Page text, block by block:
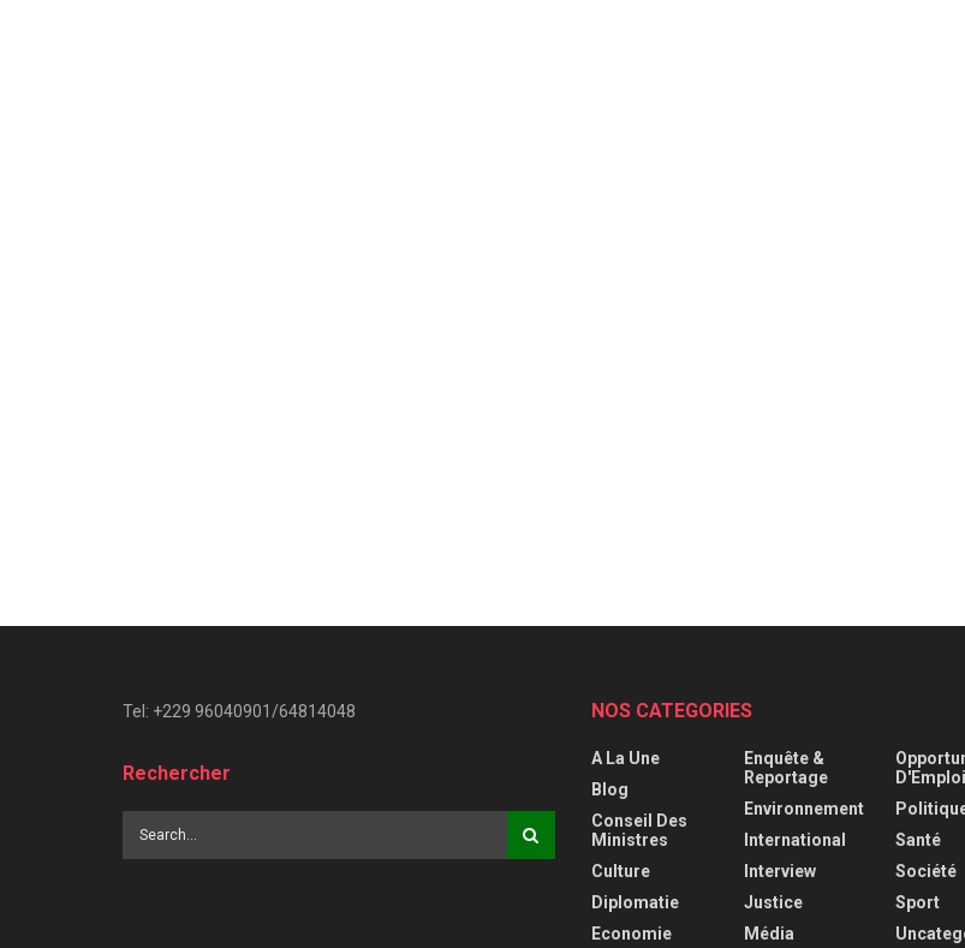
Tel: +229 96040901/64814048
Rechercher
NOS CATEGORIES
A La Une
Blog
Conseil Des
Ministres
Culture
Diplomatie
Economie
Enquête &
Reportage
Environnement
International
Interview
Justice
Média
D'Emploi
Santé
Société
Sport